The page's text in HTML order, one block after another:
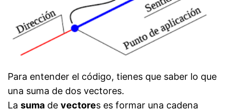
Para entender el código, tienes que saber lo que
una suma de dos vectores.
La suma de vectores es formar una cadena